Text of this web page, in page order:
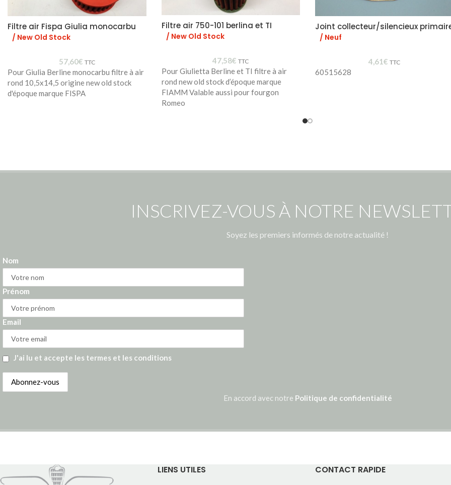
Filtre air Fispa Giulia monocarbu
/ New Old Stock
57,60€ TTC
Pour Giulia Berline monocarbu filtre à air
rond 10,5x14,5 origine new old stock
d'époque marque FISPA
Filtre air 750-101 berlina et TI
/ New Old Stock
47,58€ TTC
Pour Giulietta Berline et TI filtre à air
rond new old stock d’époque marque
FIAMM Valable aussi pour fourgon
Romeo
Joint collecteur/silencieux
/ Neuf
4,61€ TTC
60515628
INSCRIVEZ-VOUS À NOTRE
Soyez les premiers informés de notre actualité !
Nom
Prénom
Email
J'ai lu et accepte les termes et les conditions
En accord avec notre Politique de confidentialité
LIENS UTILES CONTACT RAPIDE